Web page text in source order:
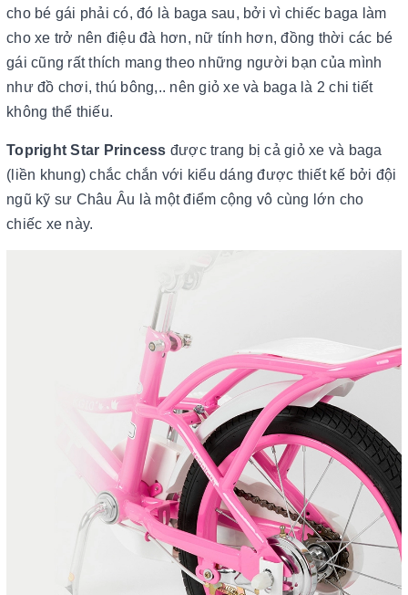
cho bé gái phải có, đó là baga sau, bởi vì chiếc baga làm
cho xe trở nên điệu đà hơn, nữ tính hơn, đồng thời các bé
gái cũng rất thích mang theo những người bạn của mình
như đồ chơi, thú bông,.. nên giỏ xe và baga là 2 chi tiết
không thể thiếu.
Topright Star Princess được trang bị cả giỏ xe và baga
(liền khung) chắc chắn với kiểu dáng được thiết kế bởi đội
ngũ kỹ sư Châu Âu là một điểm cộng vô cùng lớn cho
chiếc xe này.